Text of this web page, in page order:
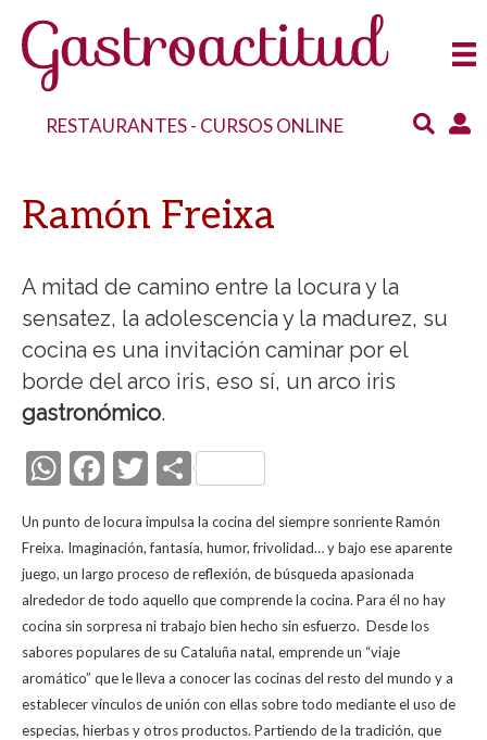
RESTAURANTES- CURSOS ONLINE
Ramón Freixa
A mitad de camino entre la locura y la
sensatez, la adolescencia y la madurez, su
cocina es una invitación caminar por el
borde del arco iris, eso sí, un arco iris
gastronómico.
W
at
s
A
p
p
F
e
b
o
o
k
T
itt
er
C
m
p
ar
ti
r
Un punto de locura impulsa la cocina del siempre sonriente Ramón
Freixa. Imaginación, fantasía, humor, frivolidad… y bajo ese aparente
juego, un largo proceso de reflexión, de búsqueda apasionada
alrededor de todo aquello que comprende la cocina. Para él no hay
cocina sin sorpresa ni trabajo bien hecho sin esfuerzo. Desde los
sabores populares de su Cataluña natal, emprende un “viaje
aromático” que le lleva a conocer las cocinas del resto del mundo y a
establecer vínculos de unión con ellas sobre todo mediante el uso de
especias, hierbas y otros productos. Partiendo de la tradición, que